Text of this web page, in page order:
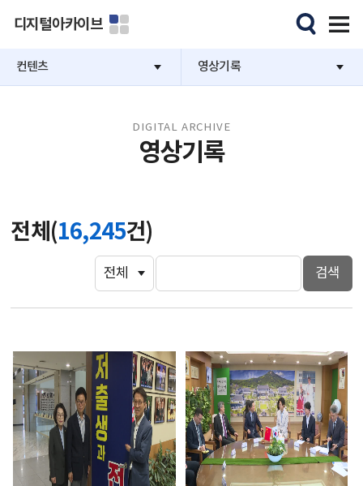
디지털아카이브
컨텐츠 영상기록
DIGITAL ARCHIVE
영상기록
전체(16,245건)
검색